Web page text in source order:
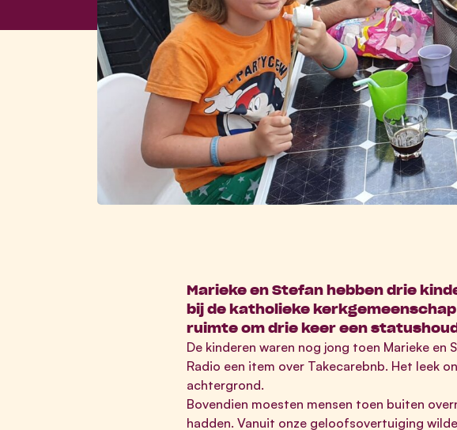
Marieke en Stefan hebben drie
bij de katholieke
ruimte om drie keer een
De kinderen waren nog jong toen Marieke
Radio een item over Takecarebnb. Het leek
achtergrond.
Bovendien moesten mensen toen buiten
hadden. Vanuit onze geloofsovertuiging